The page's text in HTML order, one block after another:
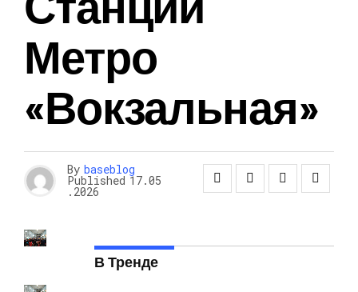
Метро
«Вокзальная»
By baseblog
Published 17.05
.2026
В Тренде